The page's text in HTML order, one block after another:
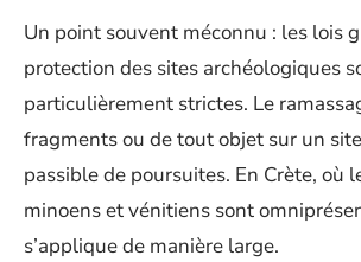
Un point souvent méconnu : les lois
protection des sites archéologiques
particulièrement strictes. Le
fragments ou de tout objet sur un
passible de poursuites. En Crète, où
minoens et vénitiens sont
s’applique de manière large.